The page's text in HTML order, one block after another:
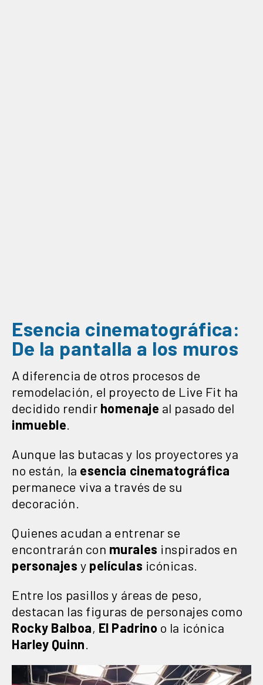
Esencia cinematográfica:
De la pantalla a los muros
A diferencia de otros procesos de
remodelación, el proyecto de Live Fit ha
decidido rendir homenaje al pasado del
inmueble
Aunque las butacas y los proyectores ya
no están, la esencia cinematográfica
permanece viva a través de su
decoración.
Quienes acudan a entrenar se
encontrarán con murales inspirados en
personajes y películas icónicas.
Entre los pasillos y áreas de peso,
destacan las figuras de personajes como
Rocky Balboa, El Padrino o la icónica
Harley Quinn